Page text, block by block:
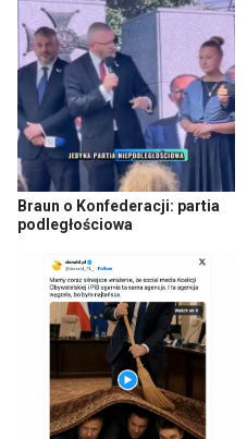
Braun o Konfederacji: partia
podległościowa